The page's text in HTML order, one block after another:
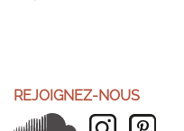
REJOIGNEZ-NOUS